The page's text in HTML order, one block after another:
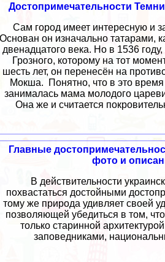
Достопримечательности
Сам город имеет интересную и
Основан он изначально татарами,
двенадцатого века. Но в 1536
Грозного, которому на тот
шесть лет, он перенесён на
Мокша. Понятно, что в это время
занималась мама молодого
Она же и считается
Главные
фото и
В действительности
похвастаться достойными
тому же природа удивляет своей
позволяющей убедиться в том,
только старинной
заповедниками,